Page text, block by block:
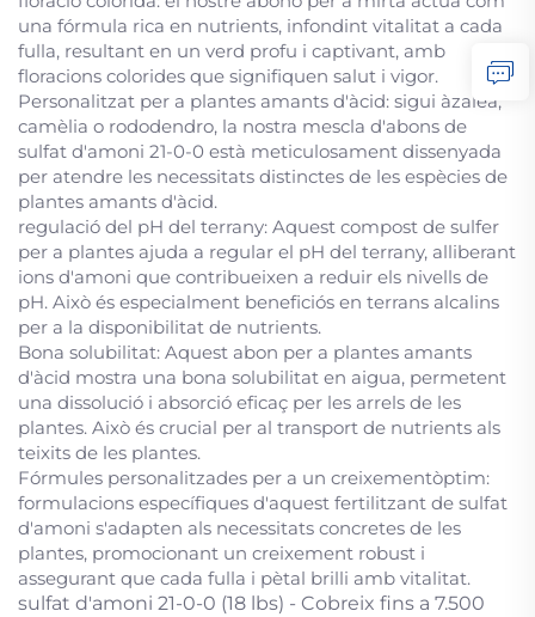
una fórmula rica en nutrients, infondint vitalitat a cada
fulla, resultant en un verd profu i captivant, amb
floracions colorides que signifiquen salut i vigor.
Personalitzat per a plantes amants d'àcid: sigui àzalea,
camèlia o rododendro, la nostra mescla d'abons de
sulfat d'amoni 21-0-0 està meticulosament dissenyada
per atendre les necessitats distinctes de les espècies de
plantes amants d'àcid.
regulació del pH del terrany: Aquest compost de sulfer
per a plantes ajuda a regular el pH del terrany, alliberant
ions d'amoni que contribueixen a reduir els nivells de
pH. Això és especialment beneficiós en terrans alcalins
per a la disponibilitat de nutrients.
Bona solubilitat: Aquest abon per a plantes amants
d'àcid mostra una bona solubilitat en aigua, permetent
una dissolució i absorció eficaç per les arrels de les
plantes. Això és crucial per al transport de nutrients als
teixits de les plantes.
Fórmules personalitzades per a un creixementòptim:
formulacions específiques d'aquest fertilitzant de sulfat
d'amoni s'adapten als necessitats concretes de les
plantes, promocionant un creixement robust i
assegurant que cada fulla i pètal brilli amb vitalitat.
sulfat d'amoni 21-0-0 (18 lbs) - Cobreix fins a 7.500